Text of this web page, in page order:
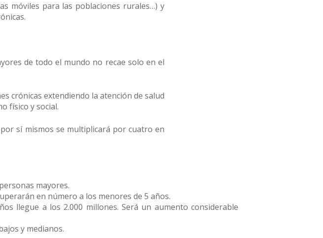
móviles para las poblaciones rurales…) y
de todo el mundo no recae solo en el
crónicas extendiendo la atención de salud
físico y social.
sí mismos se multiplicará por cuatro en
mayores.
en número a los menores de 5 años.
llegue a los 2.000 millones. Será un aumento considerable
y medianos.